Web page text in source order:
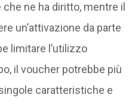
ne ha diritto, mentre il
un’attivazione da parte
limitare l’utilizzo
il voucher potrebbe più
caratteristiche e